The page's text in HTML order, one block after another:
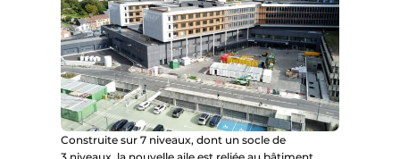
Construite sur 7 niveaux, dont un socle de